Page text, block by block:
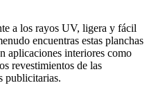
a los rayos UV, ligera y fácil
encuentras estas planchas
aplicaciones interiores como
revestimientos de las
publicitarias.